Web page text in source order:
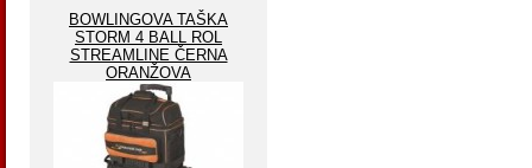
BOWLINGOVA TAŠKA
STORM 4 BALL ROL
STREAMLINE ČERNA
ORANŽOVA